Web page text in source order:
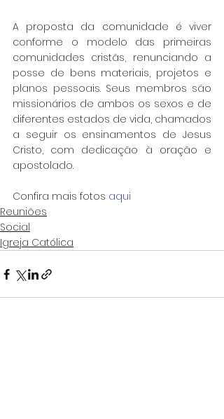
A proposta da comunidade é viver
conforme o modelo das primeiras
comunidades cristãs, renunciando a
posse de bens materiais, projetos e
planos pessoais. Seus membros são
missionários de ambos os sexos e de
diferentes estados de vida, chamados
a seguir os ensinamentos de Jesus
Cristo, com dedicação à oração e
apostolado.
Confira mais fotos aqui
Reuniões
Social
Igreja Católica